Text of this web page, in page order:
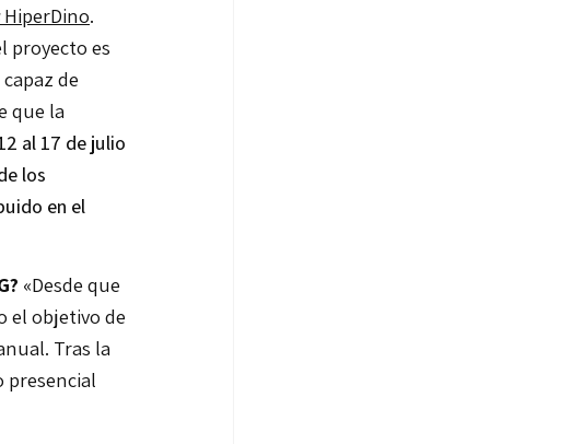
HiperDino.
proyecto es
de
que la
al 17 de julio
los
en el
«Desde que
el objetivo de
Tras la
presencial